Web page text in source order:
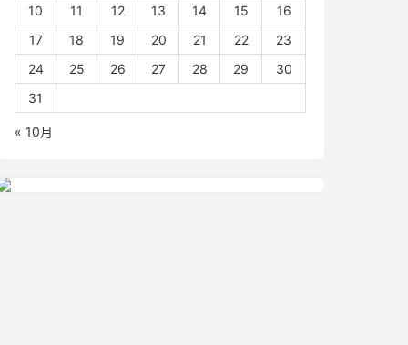
10
11 12 13 14 15
16
17
18 19 20 21 22
23
24
25 26 27 28 29
30
31
« 10月